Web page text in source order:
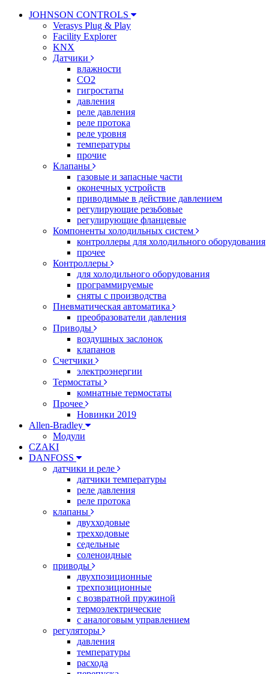
JOHNSON CONTROLS
Verasys Plug & Play
Facility Explorer
KNX
Датчики
влажности
CO2
гигростаты
давления
реле давления
реле протока
реле уровня
температуры
прочие
Клапаны
газовые и запасные части
оконечных устройств
приводимые в действие давлением
регулирующие резьбовые
регулирующие фланцевые
Компоненты холодильных систем
контроллеры для холодильного оборудования
прочее
Контроллеры
для холодильного оборудования
программируемые
сняты с производства
Пневматическая автоматика
преобразователи давления
Приводы
воздушных заслонок
клапанов
Счетчики
электроэнергии
Термостаты
комнатные термостаты
Прочее
Новинки 2019
Allen-Bradley
Модули
CZAKI
DANFOSS
датчики и реле
датчики температуры
реле давления
реле протока
клапаны
двухходовые
трехходовые
седельные
соленоидные
приводы
двухпозиционные
трехпозиционные
с возвратной пружиной
термоэлектрические
с аналоговым управлением
регуляторы
давления
температуры
расхода